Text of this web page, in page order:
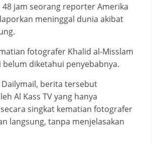
jam seorang reporter Amerika
meninggal dunia akibat
fotografer Khalid al-Misslam
belum diketahui penyebabnya.
berita tersebut
Al Kass TV yang hanya
singkat kematian fotografer
langsung, tanpa menjelasakan